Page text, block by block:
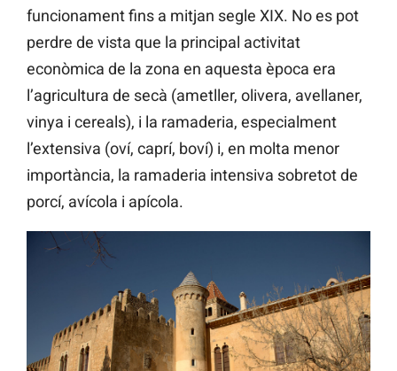
funcionament fins a mitjan segle XIX. No es pot
perdre de vista que la principal activitat
econòmica de la zona en aquesta època era
l’agricultura de secà (ametller, olivera, avellaner,
vinya i cereals), i la ramaderia, especialment
l’extensiva (oví, caprí, boví) i, en molta menor
importància, la ramaderia intensiva sobretot de
porcí, avícola i apícola.